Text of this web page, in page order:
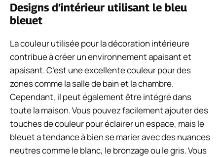
Designs d’intérieur utilisant le bleu
bleuet
La couleur utilisée pour la décoration intérieure
contribue à créer un environnement apaisant et
apaisant. C’est une excellente couleur pour des
zones comme la salle de bain et la chambre.
Cependant, il peut également être intégré dans
toute la maison. Vous pouvez facilement ajouter des
touches de couleur pour éclairer un espace, mais le
bleuet a tendance à bien se marier avec des nuances
neutres comme le blanc, le bronzage ou le gris. Vous